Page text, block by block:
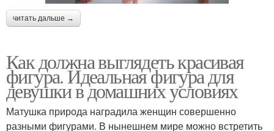
читать дальше →
Как должна выглядеть красивая
фигура. Идеальная фигура для
девушки в домашних условиях
Матушка природа наградила женщин совершенно
разными фигурами. В нынешнем мире можно встретить